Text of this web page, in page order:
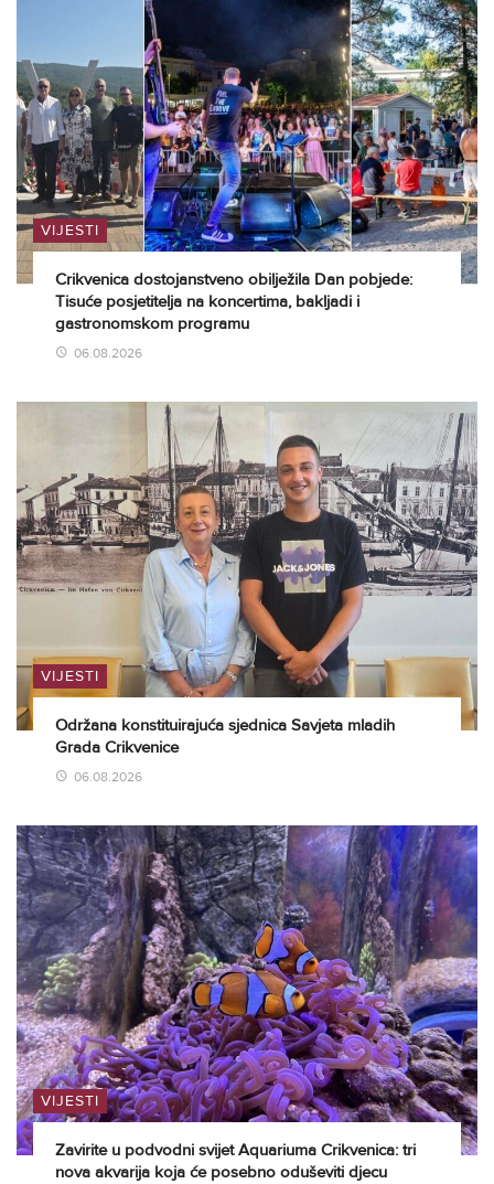
VIJESTI
Crikvenica dostojanstveno obilježila Dan pobjede:
Tisuće posjetitelja na koncertima, bakljadi i
gastronomskom programu
06.08.2026
VIJESTI
Održana konstituirajuća sjednica Savjeta mladih
Grada Crikvenice
06.08.2026
VIJESTI
Zavirite u podvodni svijet Aquariuma Crikvenica: tri
nova akvarija koja će posebno oduševiti djecu